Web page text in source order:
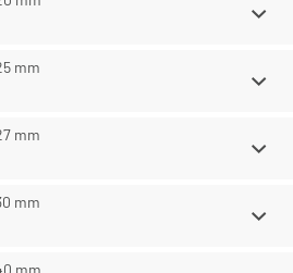
mm
mm
mm
mm